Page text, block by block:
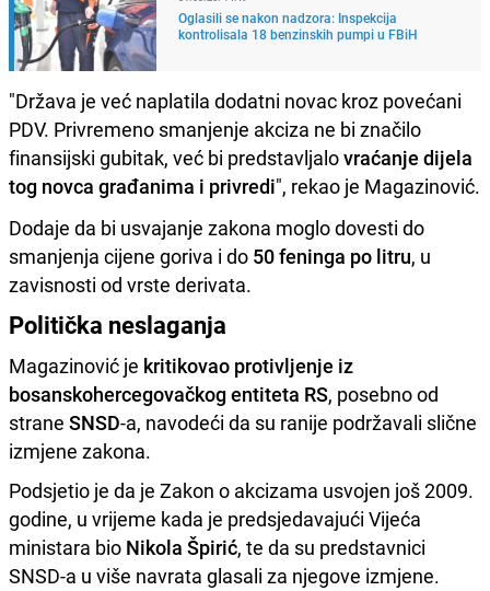
Oglasili se nakon nadzora: Inspekcija
kontrolisala 18 benzinskih pumpi u FBiH
"Država je već naplatila dodatni novac kroz povećani
PDV. Privremeno smanjenje akciza ne bi značilo
finansijski gubitak, već bi predstavljalovraćanje dijela
tog novca građanima i privredi", rekao je Magazinović.
Dodaje da bi usvajanje zakona moglo dovesti do
smanjenja cijene goriva i do 50 feninga po litru, u
zavisnosti od vrste derivata.
Politička neslaganja
Magazinović je kritikovao protivljenje iz
bosanskohercegovačkog entiteta RS, posebno od
strane SNSD-a, navodeći da su ranije podržavali slične
izmjene zakona.
Podsjetio je da je Zakon o akcizama usvojen još 2009.
godine, u vrijeme kada je predsjedavajući Vijeća
ministara bio Nikola Špirić, te da su predstavnici
SNSD-a u više navrata glasali za njegove izmjene.